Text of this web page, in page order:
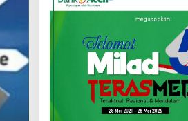
Opini Surat Pembaca